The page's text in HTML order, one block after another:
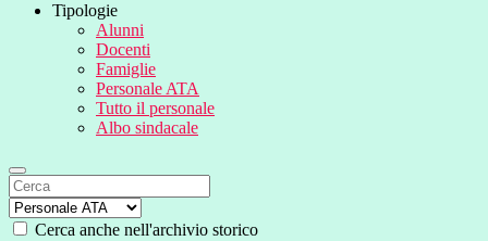
Tipologie
Alunni
Docenti
Famiglie
Personale ATA
Tutto il personale
Albo sindacale
Cerca anche nell'archivio storico